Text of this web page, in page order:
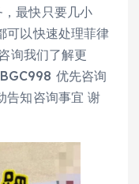
最快只要几小
可以快速处理菲律
询我们了解更
优先咨询
告知咨询事宜 谢